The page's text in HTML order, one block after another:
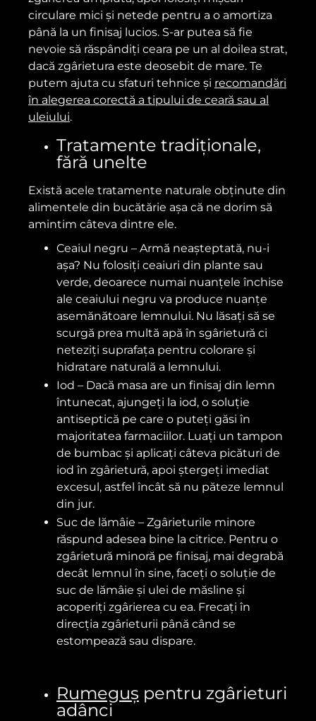
circulare mici și netede pentru a o amortiza
până la un finisaj lucios. S-ar putea să fie
nevoie să răspândiți ceara pe un al doilea strat,
dacă zgârietura este deosebit de mare. Te
putem ajuta cu sfaturi tehnice și recomandări
în alegerea corectă a tipului de ceară sau al
uleiului.
Tratamente tradiționale,
fără unelte
Există acele tratamente naturale obținute din
alimentele din bucătărie așa că ne dorim să
amintim câteva dintre ele.
Ceaiul negru – Armă neașteptată, nu-i
așa? Nu folosiți ceaiuri din plante sau
verde, deoarece numai nuanțele închise
ale ceaiului negru va produce nuanțe
asemănătoare lemnului. Nu lăsați să se
scurgă prea multă apă în sgârietură ci
neteziți suprafața pentru colorare și
hidratare naturală a lemnului.
Iod – Dacă masa are un finisaj din lemn
întunecat, ajungeți la iod, o soluție
antiseptică pe care o puteți găsi în
majoritatea farmaciilor. Luați un tampon
de bumbac și aplicați câteva picături de
iod în zgârietură, apoi ștergeți imediat
excesul, astfel încât să nu păteze lemnul
din jur.
Suc de lămâie – Zgârieturile minore
răspund adesea bine la citrice. Pentru o
zgârietură minoră pe finisaj, mai degrabă
decât lemnul în sine, faceți o soluție de
suc de lămâie și ulei de măsline și
acoperiți zgârierea cu ea. Frecați în
direcția zgârieturii până când se
estompează sau dispare.
Rumeguș pentru zgârieturi
adânci